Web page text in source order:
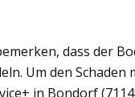
dass der
Um den
in Bondorf